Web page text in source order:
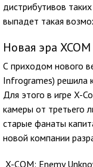
дистрибутивов
выпадет такая
Новая эра XCOM
С приходом нового
Infrogrames) решила
Для этого в игре X-
камеры от третьего
старые фанаты
новой компании
X-COM: Enemy